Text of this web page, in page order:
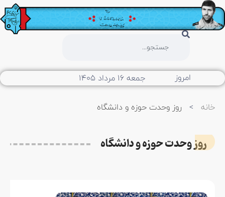
امروز جمعه ۱۶ مرداد ۱۴۰۵
خانه > روز وحدت حوزه و دانشگاه
روز وحدت حوزه و دانشگاه